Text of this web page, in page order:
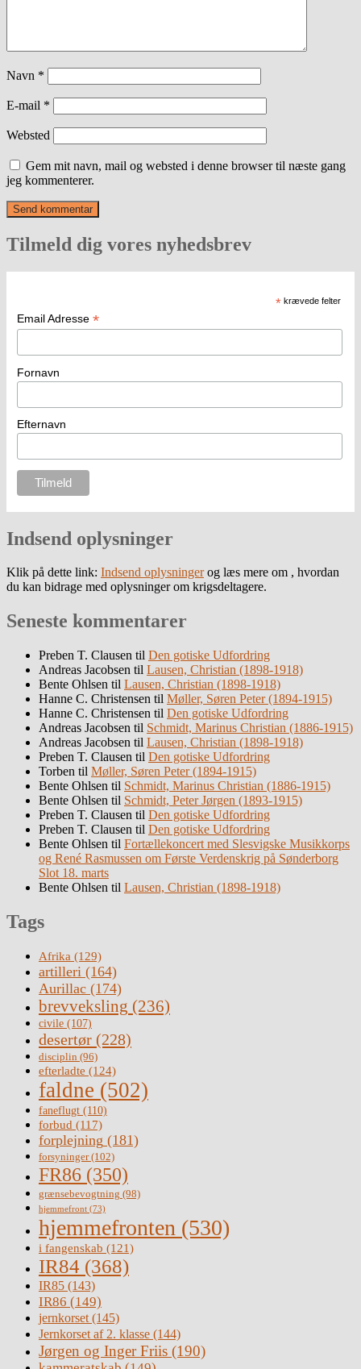
Navn *
E-mail *
Websted
Gem mit navn, mail og websted i denne browser til næste gang
jeg kommenterer.
Tilmeld dig vores nyhedsbrev
* krævede felter
Email Adresse *
Fornavn
Efternavn
Indsend oplysninger
Klik på dette link: Indsend oplysningerog læs mere om , hvordan
du kan bidrage med oplysninger om krigsdeltagere.
Seneste kommentarer
Preben T. Clausen til Den gotiske Udfordring
Andreas Jacobsen til Lausen, Christian (1898-1918)
Bente Ohlsen til Lausen, Christian (1898-1918)
Hanne C. Christensen til Møller, Søren Peter (1894-1915)
Hanne C. Christensen til Den gotiske Udfordring
Andreas Jacobsen til Schmidt, Marinus Christian (1886-1915)
Andreas Jacobsen til Lausen, Christian (1898-1918)
Preben T. Clausen til Den gotiske Udfordring
Torben til Møller, Søren Peter (1894-1915)
Bente Ohlsen til Schmidt, Marinus Christian (1886-1915)
Bente Ohlsen til Schmidt, Peter Jørgen (1893-1915)
Preben T. Clausen til Den gotiske Udfordring
Preben T. Clausen til Den gotiske Udfordring
Bente Ohlsen til Fortællekoncert med Slesvigske Musikkorps
og René Rasmussen om Første Verdenskrig på Sønderborg
Slot 18. marts
Bente Ohlsen til Lausen, Christian (1898-1918)
Tags
Afrika (129)
artilleri (164)
Aurillac (174)
brevveksling (236)
civile (107)
desertør (228)
disciplin (96)
efterladte (124)
faldne (502)
faneflugt (110)
forbud (117)
forplejning (181)
forsyninger(102)
FR86 (350)
grænsebevogtning (98)
hjemmefront (73)
hjemmefronten (530)
i fangenskab (121)
IR84 (368)
IR85 (143)
IR86 (149)
jernkorset(145)
Jernkorset af 2. klasse (144)
Jørgen og Inger Friis (190)